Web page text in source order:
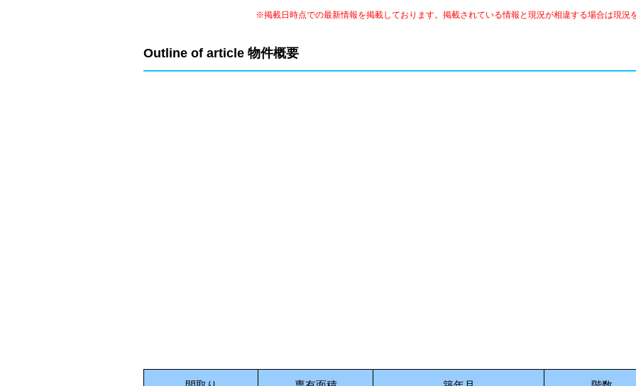
※掲載日時点での最新情報を掲載しております。掲載されている情報と現況が相違する場合は現況
Outline of article 物件概要